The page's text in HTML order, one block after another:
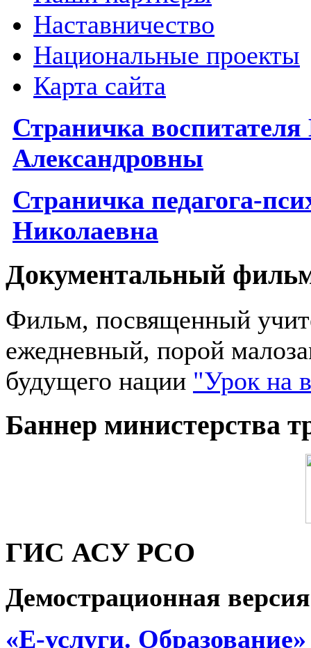
Наставничество
Национальные проекты
Карта сайта
Страничка
Александровны
Страничка педагога-
Николаевна
Документальный
Фильм, посвященный
ежедневный, порой
будущего нации "Урок на
Баннер министерства
ГИС АСУ РСО
Демострационная
«Е-услуги. Образование»